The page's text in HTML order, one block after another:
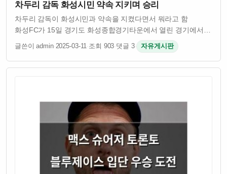
차두리 감독 화성시민 약속 지키며 승리
차두리 감독이 화성시민과 약속을 지켰다면서 뭐라고 함
화성FC가 15일 경기도 화성종합경기타운에서 열린 경기에서
승리를 거뒀음 차두리 감독이 이끄는 팀이었고 시민들이
기대했던 결과였다고 함 원래 차두리 감독은 화성시민들에게
승리를 약속했었다고 하던데 그 약속을 실제로 …
글쓴이 admin·2025-03-11·조회 903·댓글 3· 자유게시판